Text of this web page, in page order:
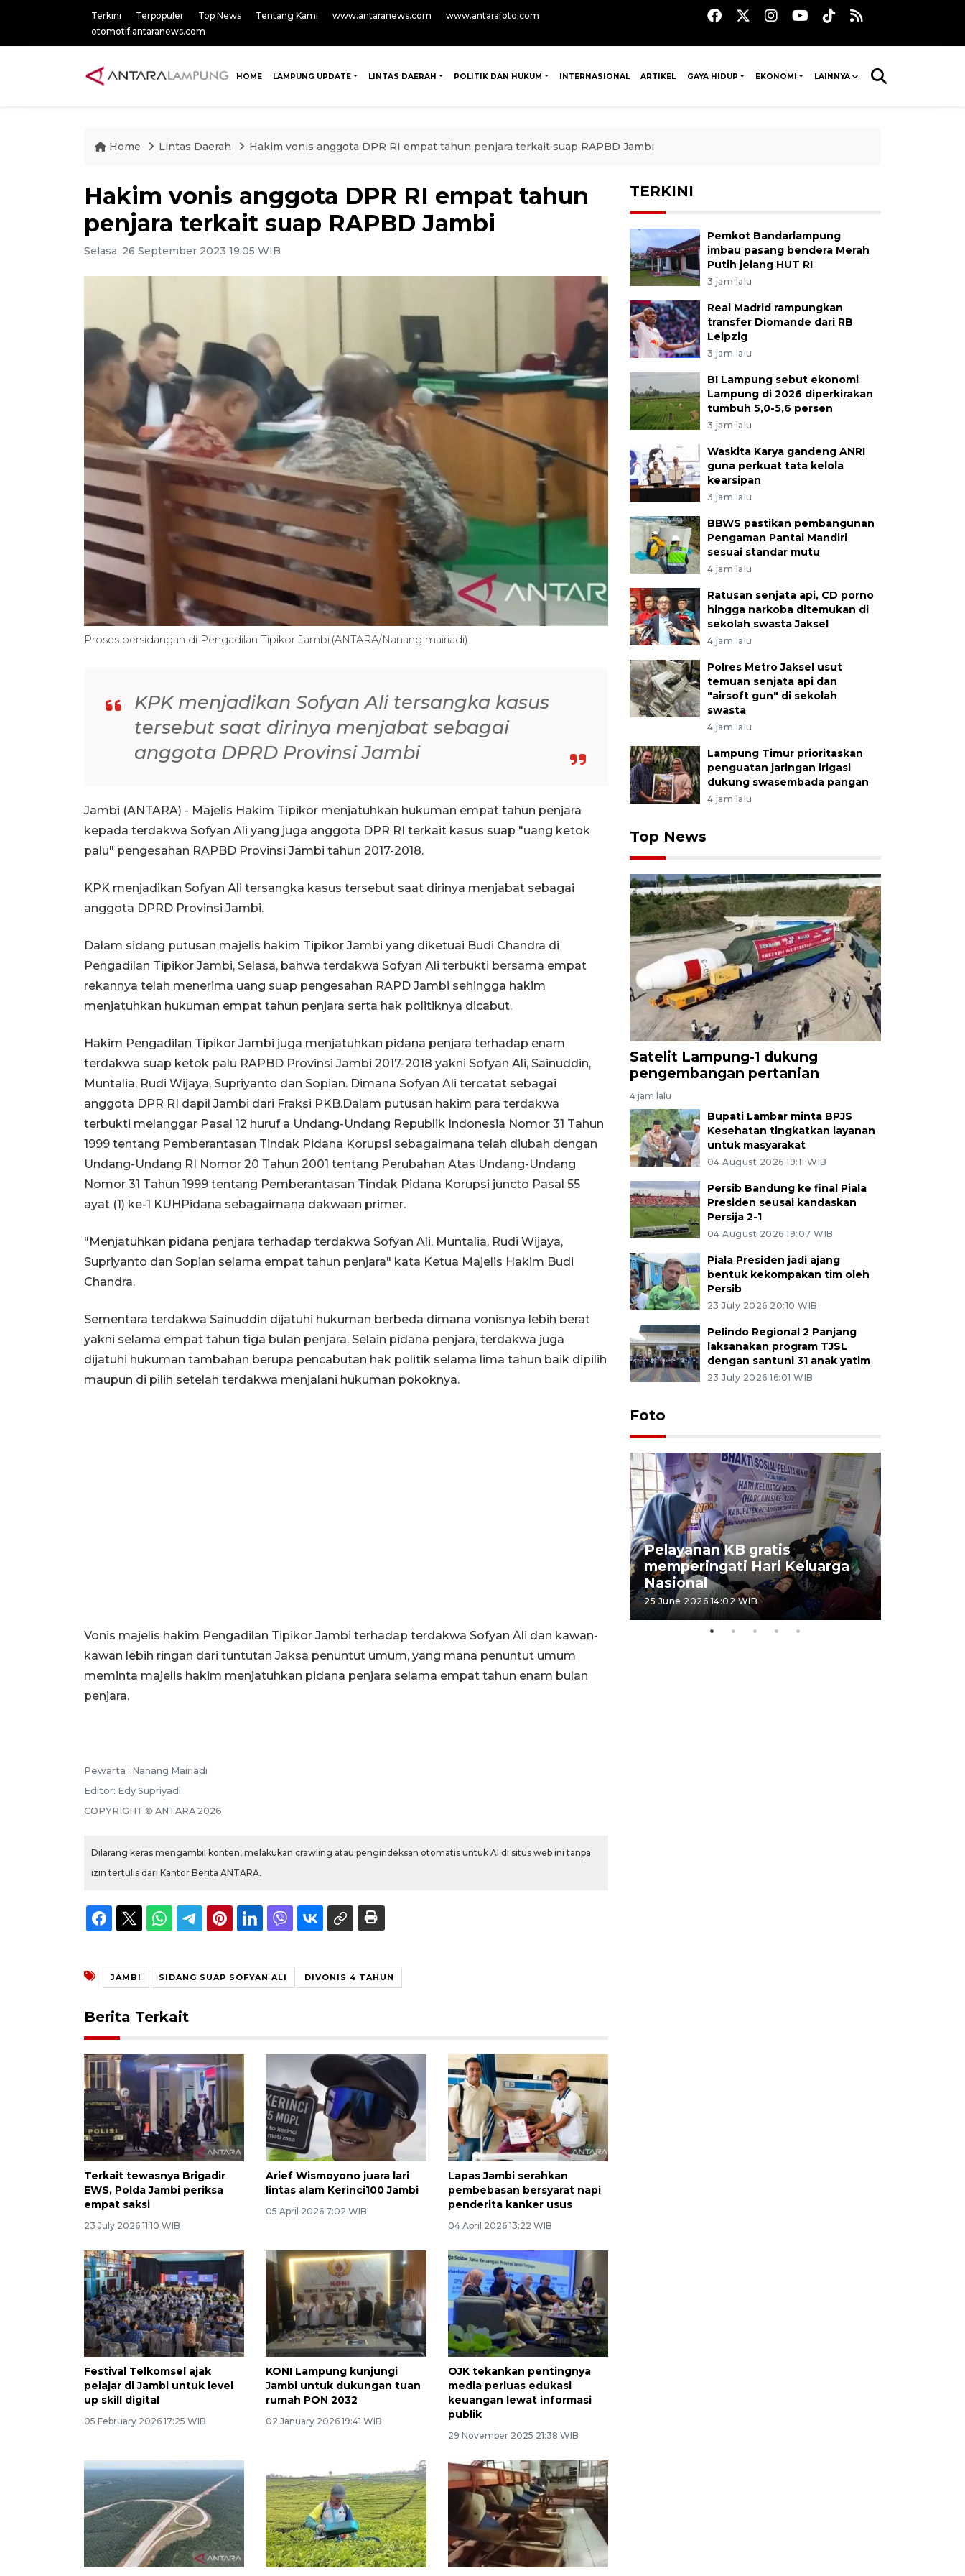
Terkini Terpopuler Top News Tentang Kami www.antaranews.com
www.antarafoto.com
otomotif.antaranews.com
HOME LAMPUNG UPDATE LINTAS DAERAH POLITIK DAN HUKUM INTERNASIONAL ARTIKEL GAYA HIDUP EKONOMI LAINNYA
Home Lintas Daerah Hakim vonis anggota DPR RI empat tahun penjara terkait suap RAPBD Jambi
Hakim vonis anggota DPR RI empat tahun
penjara terkait suap RAPBD Jambi
Selasa, 26 September 2023 19:05 WIB
Proses persidangan di Pengadilan Tipikor Jambi.(ANTARA/Nanang mairiadi)
KPK menjadikan Sofyan Ali tersangka kasus
tersebut saat dirinya menjabat sebagai
anggota DPRD Provinsi Jambi
Jambi (ANTARA) - Majelis Hakim Tipikor menjatuhkan hukuman empat tahun penjara
kepada terdakwa Sofyan Ali yang juga anggota DPR RI terkait kasus suap "uang ketok
palu" pengesahan RAPBD Provinsi Jambi tahun 2017-2018.
KPK menjadikan Sofyan Ali tersangka kasus tersebut saat dirinya menjabat sebagai
anggota DPRD Provinsi Jambi.
Dalam sidang putusan majelis hakim Tipikor Jambi yang diketuai Budi Chandra di
Pengadilan Tipikor Jambi, Selasa, bahwa terdakwa Sofyan Ali terbukti bersama empat
rekannya telah menerima uang suap pengesahan RAPD Jambi sehingga hakim
menjatuhkan hukuman empat tahun penjara serta hak politiknya dicabut.
Hakim Pengadilan Tipikor Jambi juga menjatuhkan pidana penjara terhadap enam
terdakwa suap ketok palu RAPBD Provinsi Jambi 2017-2018 yakni Sofyan Ali, Sainuddin,
Muntalia, Rudi Wijaya, Supriyanto dan Sopian. Dimana Sofyan Ali tercatat sebagai
anggota DPR RI dapil Jambi dari Fraksi PKB.Dalam putusan hakim para terdakwa
terbukti melanggar Pasal 12 huruf a Undang-Undang Republik Indonesia Nomor 31 Tahun
1999 tentang Pemberantasan Tindak Pidana Korupsi sebagaimana telah diubah dengan
Undang-Undang RI Nomor 20 Tahun 2001 tentang Perubahan Atas Undang-Undang
Nomor 31 Tahun 1999 tentang Pemberantasan Tindak Pidana Korupsi juncto Pasal 55
ayat (1) ke-1 KUHPidana sebagaimana dakwaan primer.
"Menjatuhkan pidana penjara terhadap terdakwa Sofyan Ali, Muntalia, Rudi Wijaya,
Supriyanto dan Sopian selama empat tahun penjara" kata Ketua Majelis Hakim Budi
Chandra.
Sementara terdakwa Sainuddin dijatuhi hukuman berbeda dimana vonisnya lebih berat
yakni selama empat tahun tiga bulan penjara. Selain pidana penjara, terdakwa juga
dijatuhi hukuman tambahan berupa pencabutan hak politik selama lima tahun baik dipilih
maupun di pilih setelah terdakwa menjalani hukuman pokoknya.
Vonis majelis hakim Pengadilan Tipikor Jambi terhadap terdakwa Sofyan Ali dan kawan-
kawan lebih ringan dari tuntutan Jaksa penuntut umum, yang mana penuntut umum
meminta majelis hakim menjatuhkan pidana penjara selama empat tahun enam bulan
penjara.
Pewarta : Nanang Mairiadi
Editor: Edy Supriyadi
COPYRIGHT © ANTARA 2026
Dilarang keras mengambil konten, melakukan crawling atau pengindeksan otomatis untuk AI di situs web ini tanpa
izin tertulis dari Kantor Berita ANTARA.
JAMBI SIDANG SUAP SOFYAN ALI DIVONIS 4 TAHUN
Berita Terkait
Terkait tewasnya Brigadir
EWS, Polda Jambi periksa
empat saksi
23 July 2026 11:10 WIB
Arief Wismoyono juara lari
lintas alam Kerinci100 Jambi
05 April 2026 7:02 WIB
Lapas Jambi serahkan
pembebasan bersyarat napi
penderita kanker usus
04 April 2026 13:22 WIB
Festival Telkomsel ajak
pelajar di Jambi untuk level
up skill digital
05 February 2026 17:25 WIB
KONI Lampung kunjungi
Jambi untuk dukungan tuan
rumah PON 2032
02 January 2026 19:41 WIB
OJK tekankan pentingnya
media perluas edukasi
keuangan lewat informasi
publik
29 November 2025 21:38 WIB
TERKINI
Pemkot Bandarlampung
imbau pasang bendera Merah
Putih jelang HUT RI
3 jam lalu
Real Madrid rampungkan
transfer Diomande dari RB
Leipzig
3 jam lalu
BI Lampung sebut ekonomi
Lampung di 2026 diperkirakan
tumbuh 5,0-5,6 persen
3 jam lalu
Waskita Karya gandeng ANRI
guna perkuat tata kelola
kearsipan
3 jam lalu
BBWS pastikan pembangunan
Pengaman Pantai Mandiri
sesuai standar mutu
4 jam lalu
Ratusan senjata api, CD porno
hingga narkoba ditemukan di
sekolah swasta Jaksel
4 jam lalu
Polres Metro Jaksel usut
temuan senjata api dan
"airsoft gun" di sekolah
swasta
4 jam lalu
Lampung Timur prioritaskan
penguatan jaringan irigasi
dukung swasembada pangan
4 jam lalu
Top News
Satelit Lampung-1 dukung
pengembangan pertanian
4 jam lalu
Bupati Lambar minta BPJS
Kesehatan tingkatkan layanan
untuk masyarakat
04 August 2026 19:11 WIB
Persib Bandung ke final Piala
Presiden seusai kandaskan
Persija 2-1
04 August 2026 19:07 WIB
Piala Presiden jadi ajang
bentuk kekompakan tim oleh
Persib
23 July 2026 20:10 WIB
Pelindo Regional 2 Panjang
laksanakan program TJSL
dengan santuni 31 anak yatim
23 July 2026 16:01 WIB
Foto
Pelayanan KB gratis
memperingati Hari Keluarga
Nasional
25 June 2026 14:02 WIB